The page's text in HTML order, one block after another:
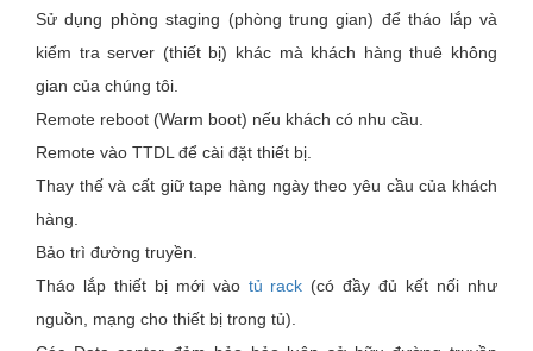
Sử dụng phòng staging (phòng trung gian) để tháo lắp và
kiểm tra server (thiết bị) khác mà khách hàng thuê không
gian của chúng tôi.
Remote reboot (Warm boot) nếu khách có nhu cầu.
Remote vào TTDL để cài đặt thiết bị.
Thay thế và cất giữ tape hàng ngày theo yêu cầu của khách
hàng.
Bảo trì đường truyền.
Tháo lắp thiết bị mới vào tủ rack (có đầy đủ kết nối như
nguồn, mạng cho thiết bị trong tủ).